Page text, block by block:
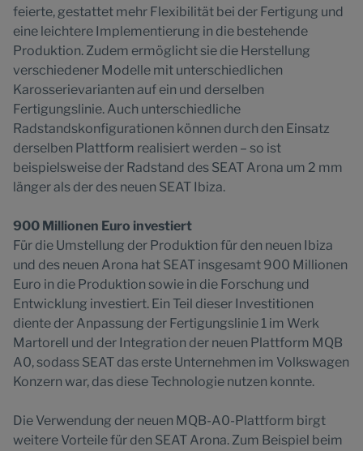
feierte, gestattet mehr Flexibilität bei der Fertigung und
eine leichtere Implementierung in die bestehende
Produktion. Zudem ermöglicht sie die Herstellung
verschiedener Modelle mit unterschiedlichen
Karosserievarianten auf ein und derselben
Fertigungslinie. Auch unterschiedliche
Radstandskonfigurationen können durch den Einsatz
derselben Plattform realisiert werden – so ist
beispielsweise der Radstand des SEAT Arona um 2 mm
länger als der des neuen SEAT Ibiza.
900 Millionen Euro investiert
Für die Umstellung der Produktion für den neuen Ibiza
und des neuen Arona hat SEAT insgesamt 900 Millionen
Euro in die Produktion sowie in die Forschung und
Entwicklung investiert. Ein Teil dieser Investitionen
diente der Anpassung der Fertigungslinie 1 im Werk
Martorell und der Integration der neuen Plattform MQB
A0, sodass SEAT das erste Unternehmen im Volkswagen
Konzern war, das diese Technologie nutzen konnte.
Die Verwendung der neuen MQB-A0-Plattform birgt
weitere Vorteile für den SEAT Arona. Zum Beispiel beim